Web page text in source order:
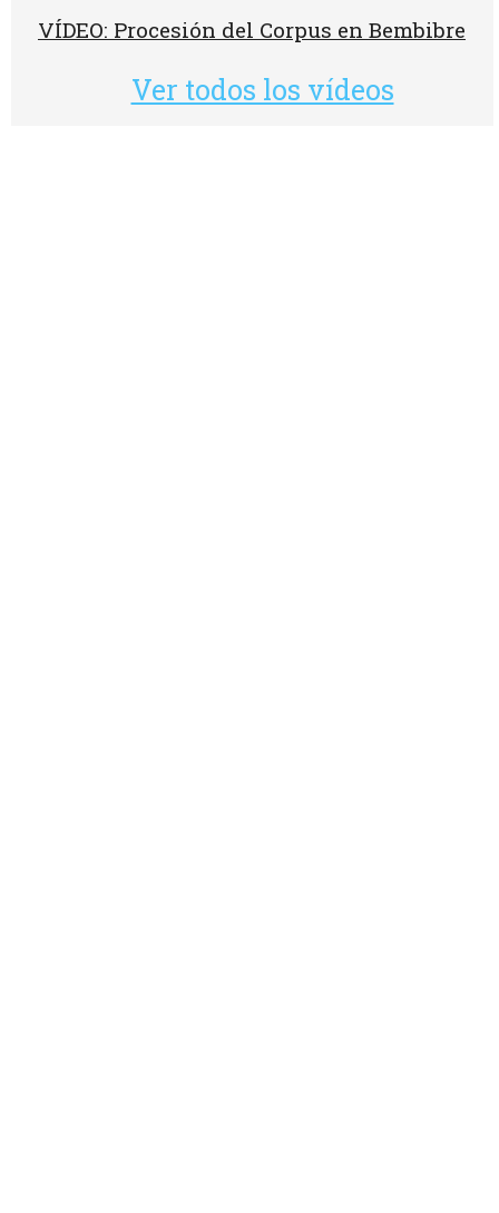
VÍDEO: Procesión del Corpus en Bembibre
Ver todos los vídeos